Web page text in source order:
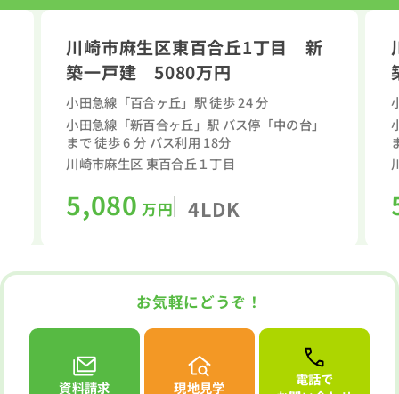
間取り
川崎市麻生区東百合丘1丁目 新
築一戸建 5080万円
小田急線「百合ヶ丘」駅 徒歩 24 分
小田急線「新百合ヶ丘」駅 バス停「中の台」
まで 徒歩 6 分 バス利用 18分
川崎市麻生区 東百合丘１丁目
5,080 万円 4LDK
お気軽にどうぞ！
資料請求 現地見学
電話で